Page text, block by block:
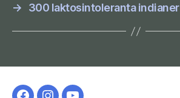
→
300 laktosintoleranta indianer